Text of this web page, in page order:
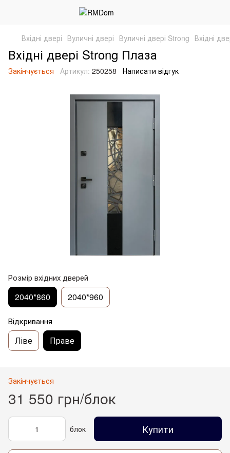
Вхідні двері Вуличні двері Вуличні двері Strong Вхідні
Вхідні двері Strong Плаза
Закінчується Артикул: 250258 Написати відгук
Розмір вхідних дверей
2040*860 2040*960
Відкривання
Ліве Праве
Закінчується
31 550 грн/блок
блок Купити